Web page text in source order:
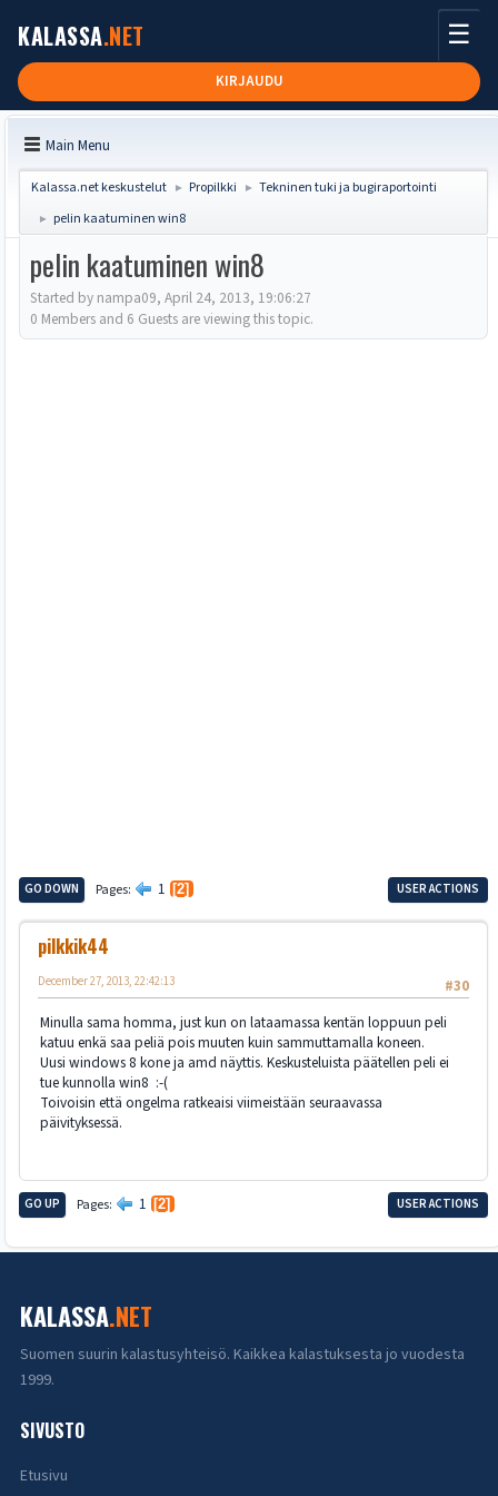
KALASSA.NET
KIRJAUDU
☰
Main Menu
Kalassa.net keskustelut ► Propilkki ► Tekninen tuki ja bugiraportointi
► pelin kaatuminen win8
pelin kaatuminen win8
Started by nampa09, April 24, 2013, 19:06:27
0 Members and 6 Guests are viewing this topic.
GO DOWN Pages 1 2 USER ACTIONS
pilkkik44
#30
December 27, 2013, 22:42:13
Minulla sama homma, just kun on lataamassa kentän loppuun peli
katuu enkä saa peliä pois muuten kuin sammuttamalla koneen.
Uusi windows 8 kone ja amd näyttis. Keskusteluista päätellen peli ei
tue kunnolla win8 :-(
Toivoisin että ongelma ratkeaisi viimeistään seuraavassa
päivityksessä.
GO UP Pages 1 2 USER ACTIONS
KALASSA.NET
Suomen suurin kalastusyhteisö. Kaikkea kalastuksesta jo vuodesta
1999.
SIVUSTO
Etusivu